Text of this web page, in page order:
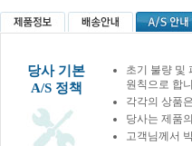
당사 기본
A/S 정책
초기 불량 및
원칙으로 합
각각의 상품
당사는 제품
고객님께서